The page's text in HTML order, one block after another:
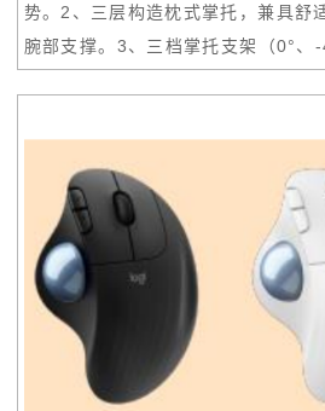
势。2、三层构造枕式掌托，兼具舒
腕部支撑。3、三档掌托支架（0°、